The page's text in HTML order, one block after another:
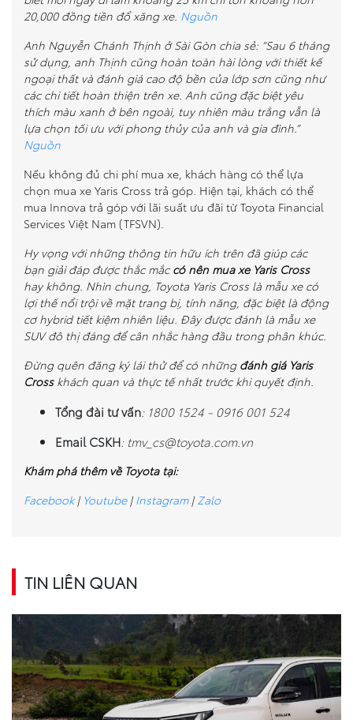
20,000 đồng tiền đổ xăng xe. Nguồn
Anh Nguyễn Chánh Thịnh ở Sài Gòn chia sẻ: “Sau 6 tháng
sử dụng, anh Thịnh cũng hoàn toàn hài lòng với thiết kế
ngoại thất và đánh giá cao độ bền của lớp sơn cũng như
các chi tiết hoàn thiện trên xe. Anh cũng đặc biệt yêu
thích màu xanh ở bên ngoài, tuy nhiên màu trắng vẫn là
lựa chọn tối ưu với phong thủy của anh và gia đình.”
Nguồn
Nếu không đủ chi phí mua xe, khách hàng có thể lựa
chọn mua xe Yaris Cross trả góp. Hiện tại, khách có thể
mua Innova trả góp với lãi suất ưu đãi từ Toyota Financial
Services Việt Nam (TFSVN).
Hy vọng với những thông tin hữu ích trên đã giúp các
bạn giải đáp được thắc mắc có nên mua xe Yaris Cross
hay không. Nhìn chung, Toyota Yaris Cross là mẫu xe có
lợi thế nổi trội về mặt trang bị, tính năng, đặc biệt là động
cơ hybrid tiết kiệm nhiên liệu. Đây được đánh là mẫu xe
SUV đô thị đáng để cân nhắc hàng đầu trong phân khúc.
Đừng quên đăng ký lái thử để có những đánh giá Yaris
Crosskhách quan và thực tế nhất trước khi quyết định.
Tổng đài tư vấn: 1800 1524 - 0916 001 524
Email CSKH: tmv_cs@toyota.com.vn
Khám phá thêm về Toyota tại:
Facebook| Youtube|Instagram| Zalo
TIN LIÊN QUAN